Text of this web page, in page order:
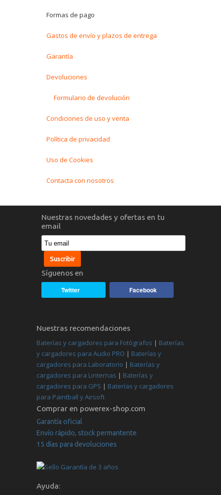
Formas de pago
Gastos de envío y plazos de entrega
Garantía
Devoluciones
Formulario de devolución
Condiciones de uso y venta
Política de privacidad
Uso de Cookies
Contacta con nosotros
Nuestras novedades y ofertas en tu
email
Síguenos en
Twitter
Facebook
Nuestras recomendaciones
Baterías y cargadores para Fotógrafos | Baterías
y cargadores para Audio PRO | Baterías y
cargadores para Laboratorio | Baterías y
cargadores para Linternas | Baterías y
cargadores para GPS | Baterías y cargadores
para Paintball y Airsoft
Comprar en powerex-shop.com
Garantía oficial
Envío rápido, stock permantente
15 días para devoluciones
Ayuda: